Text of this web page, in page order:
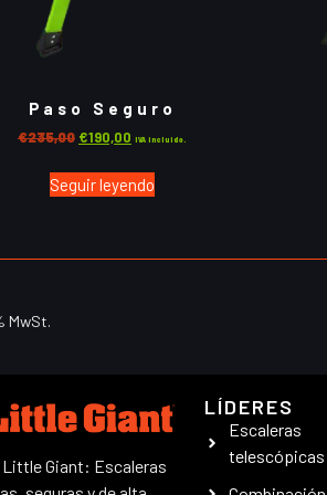
Paso Seguro
€235,00 €190,00 IVA incluido.
Seguir leyendo
MwSt.
Giant: Escaleras
LÍDERES
Escaleras
telescópicas